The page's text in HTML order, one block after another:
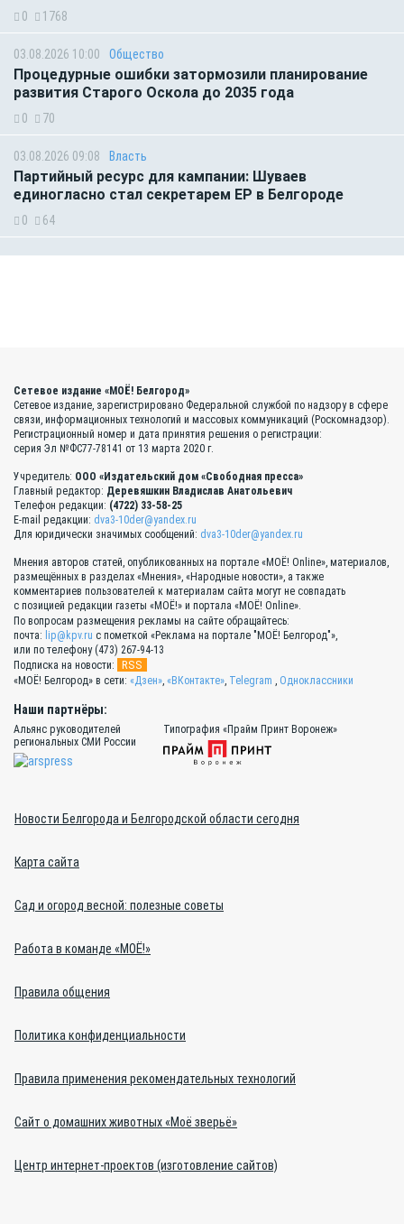
0 1768
03.08.2026 10:00 Общество
Процедурные ошибки затормозили планирование
развития Старого Оскола до 2035 года
0 70
03.08.2026 09:08 Власть
Партийный ресурс для кампании: Шуваев
единогласно стал секретарем ЕР в Белгороде
0 64
Сетевое издание «МОЁ! Белгород»
Сетевое издание, зарегистрировано Федеральной службой по надзору в сфере
связи, информационных технологий и массовых коммуникаций (Роскомнадзор).
Регистрационный номер и дата принятия решения о регистрации:
серия Эл №ФС77-78141 от 13 марта 2020 г.
Учредитель: ООО «Издательский дом «Свободная пресса»
Главный редактор: Деревяшкин Владислав Анатольевич
Телефон редакции: (4722) 33-58-25
E-mail редакции: dva3-10der@yandex.ru
Для юридически значимых сообщений: dva3-10der@yandex.ru
Мнения авторов статей, опубликованных на портале «МОЁ! Online», материалов,
размещённых в разделах «Мнения», «Народные новости», а также
комментариев пользователей к материалам сайта могут не совпадать
с позицией редакции газеты «МОЁ!» и портала «МОЁ! Online».
По вопросам размещения рекламы на сайте обращайтесь:
почта: lip@kpv.ru с пометкой «Реклама на портале "МОЁ! Белгород"»,
или по телефону (473) 267-94-13
Подписка на новости:
RSS
«МОЁ! Белгород» в сети: «Дзен», «ВКонтакте», Telegram , Одноклассники
Наши партнёры:
Альянс руководителей
региональных СМИ России
Типография «Прайм Принт Воронеж»
Новости Белгорода и Белгородской области сегодня
Карта сайта
Сад и огород весной: полезные советы
Работа в команде «МОЁ!»
Правила общения
Политика конфиденциальности
Правила применения рекомендательных технологий
Сайт о домашних животных «Моё зверьё»
Центр интернет-проектов (изготовление сайтов)